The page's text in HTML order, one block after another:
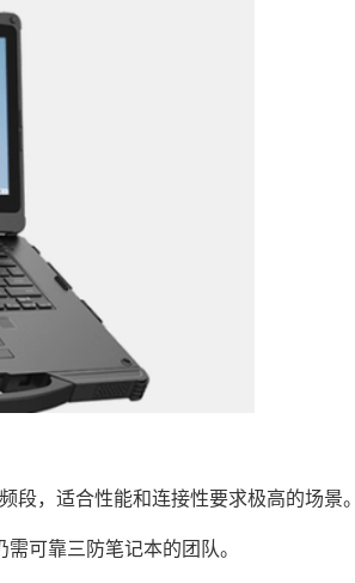
，适合性能和连接性要求极高的场景。
可靠三防笔记本的团队。